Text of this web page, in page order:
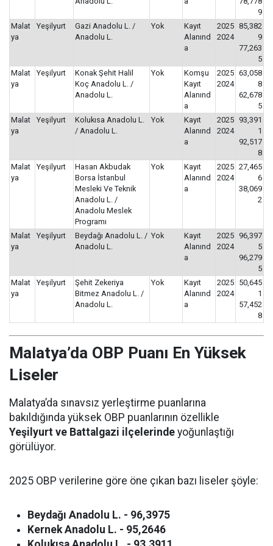
9
Malat
ya
Yeşilyurt
Gazi Anadolu L. /
Anadolu L.
Yok
Kayıt
Alanınd
a
2025
2024
85,382
9
77,263
5
Malat
ya
Yeşilyurt
Konak Şehit Halil
Koç Anadolu L. /
Anadolu L.
Yok
Komşu
Kayıt
Alanınd
a
2025
2024
63,058
8
62,678
5
Malat
ya
Yeşilyurt
Kolukısa Anadolu L.
/ Anadolu L.
Yok
Kayıt
Alanınd
a
2025
2024
93,391
1
92,517
8
Malat
ya
Yeşilyurt
Hasan Akbudak
Borsa İstanbul
Mesleki Ve Teknik
Anadolu L. /
Anadolu Meslek
Programı
Yok
Kayıt
Alanınd
a
2025
2024
27,465
6
38,069
2
Malat
ya
Yeşilyurt
Beydağı Anadolu L. /
Anadolu L.
Yok
Kayıt
Alanınd
a
2025
2024
96,397
5
96,279
5
Malat
ya
Yeşilyurt
Şehit Zekeriya
Bitmez Anadolu L. /
Anadolu L.
Yok
Kayıt
Alanınd
a
2025
2024
50,645
1
57,452
8
Malatya’da OBP Puanı En Yüksek
Liseler
Malatya’da sınavsız yerleştirme puanlarına
bakıldığında yüksek OBP puanlarının özellikle
Yeşilyurt ve Battalgazi ilçelerinde yoğunlaştığı
görülüyor.
2025 OBP verilerine göre öne çıkan bazı liseler şöyle:
Beydağı Anadolu L. - 96,3975
Kernek Anadolu L. - 95,2646